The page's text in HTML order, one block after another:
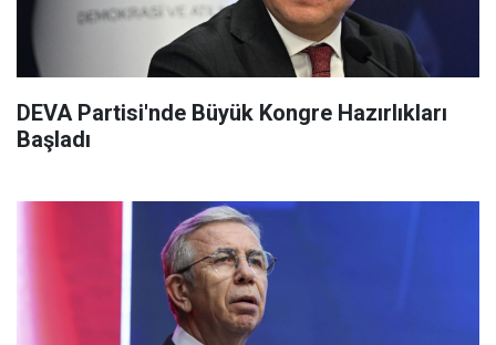
DEVA Partisi'nde Büyük Kongre Hazırlıkları
Başladı